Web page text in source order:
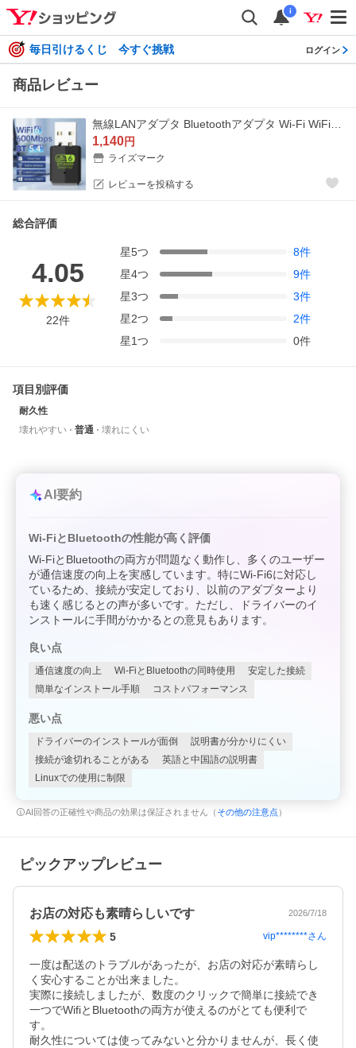
i
毎日引けるくじ 今すぐ挑戦 ログイン
商品レビュー
1,140円
ライズマーク
レビューを投稿する
総合評価
4.05
22件
星5つ 8件
星4つ 9件
星3つ 3件
星2つ 2件
星1つ 0件
項目別評価
耐久性
壊れやすい
普通 壊れにくい
AI要約
Wi-FiとBluetoothの性能が高く評価
Wi-FiとBluetoothの両方が問題なく動作し、多くのユーザー
が通信速度の向上を実感しています。特にWi-Fi6に対応し
ているため、接続が安定しており、以前のアダプターより
も速く感じるとの声が多いです。ただし、ドライバーのイ
ンストールに手間がかかるとの意見もあります。
良い点
通信速度の向上 Wi-FiとBluetoothの同時使用
安定した接続
簡単なインストール手順
コストパフォーマンス
悪い点
ドライバーのインストールが面倒
説明書が分かりにくい
接続が途切れることがある
英語と中国語の説明書
Linuxでの使用に制限
AI回答の正確性や商品の効果は保証されません（ その他の注意点 ）
ピックアップレビュー
お店の対応も素晴らしいです 2026/7/18
5 vip********さん
一度は配送のトラブルがあったが、お店の対応が素晴らし
く安心することが出来ました。
実際に接続しましたが、数度のクリックで簡単に接続でき
一つでWifiとBluetoothの両方が使えるのがとても便利で
す。
耐久性については使ってみないと分かりませんが、長く使